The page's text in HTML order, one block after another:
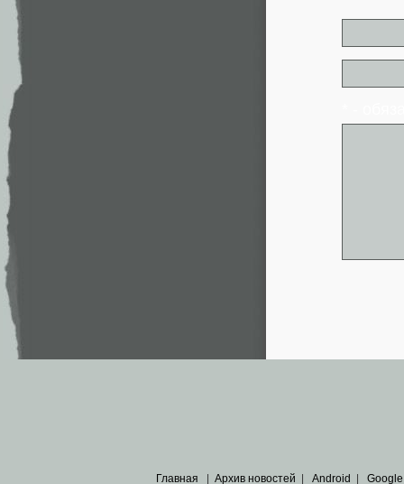
Главная | Архив новостей | Android | Google